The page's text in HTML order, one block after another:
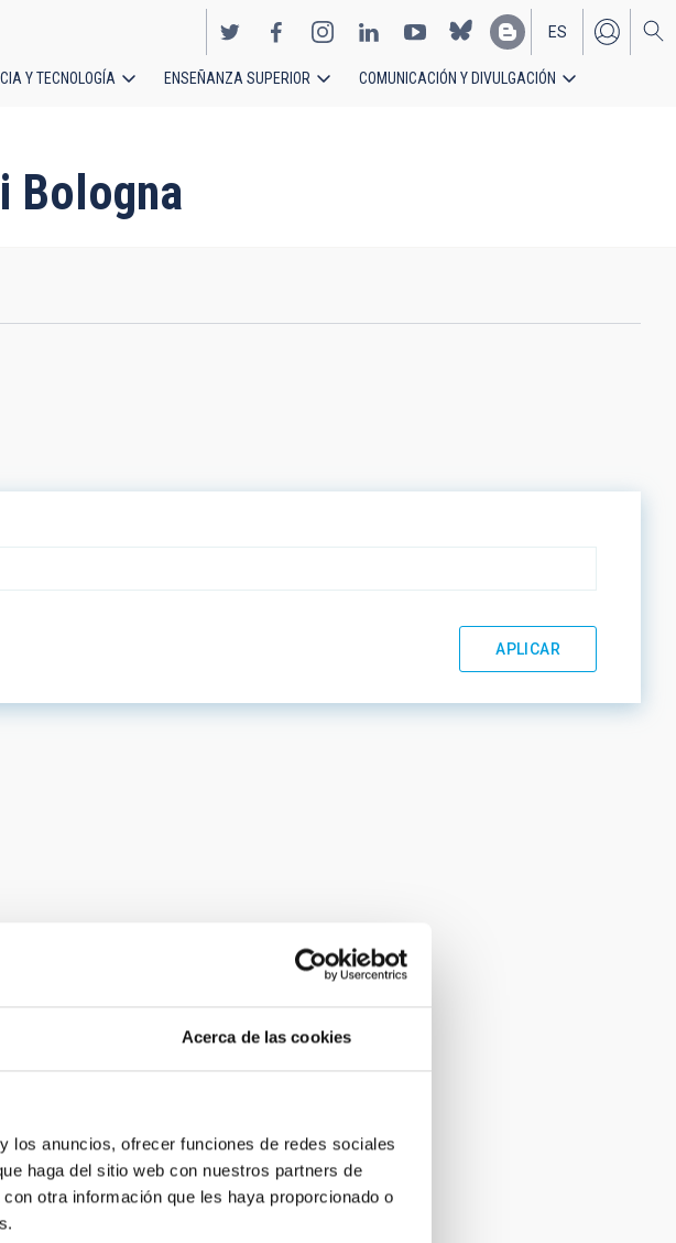
Acerca de las cookies
los anuncios, ofrecer funciones de redes sociales
haga del sitio web con nuestros partners de
otra información que les haya proporcionado o
EN
ES
Y TECNOLOGÍA ENSEÑANZA SUPERIOR COMUNICACIÓN Y DIVULGACIÓN
Bologna